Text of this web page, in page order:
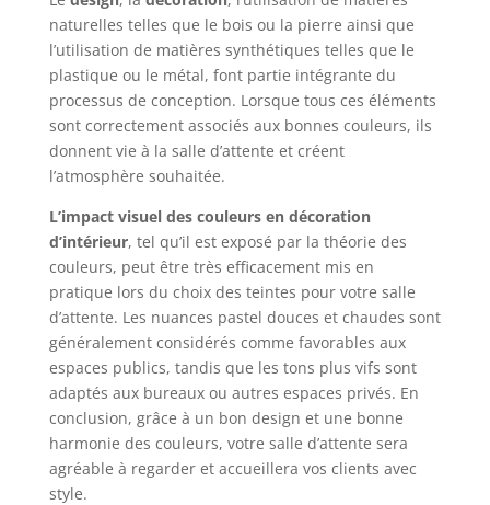
naturelles telles que le bois ou la pierre ainsi que
l’utilisation de matières synthétiques telles que le
plastique ou le métal, font partie intégrante du
processus de conception. Lorsque tous ces éléments
sont correctement associés aux bonnes couleurs, ils
donnent vie à la salle d’attente et créent
l’atmosphère souhaitée.
L’impact visuel des couleurs en décoration
d’intérieur, tel qu’il est exposé par la théorie des
couleurs, peut être très efficacement mis en
pratique lors du choix des teintes pour votre salle
d’attente. Les nuances pastel douces et chaudes sont
généralement considérés comme favorables aux
espaces publics, tandis que les tons plus vifs sont
adaptés aux bureaux ou autres espaces privés. En
conclusion, grâce à un bon design et une bonne
harmonie des couleurs, votre salle d’attente sera
agréable à regarder et accueillera vos clients avec
style.